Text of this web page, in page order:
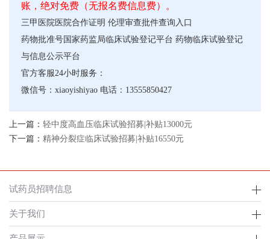
账，绝对免费（无报名费信息费）。
三甲医院医院合作证明 伦理审查批件查询入口
药物批准号 国家药监局临床试验登记平台 药物临床试验登记
与信息公示平台
官方客服24小时服务：
微信号：xiaoyishiyao 电话：13555850427
上一篇： 轻中度高血压临床试验招募|补贴13000元
下一篇： 精神分裂症临床试验招募|补贴16550元
试药员招聘信息
关于我们